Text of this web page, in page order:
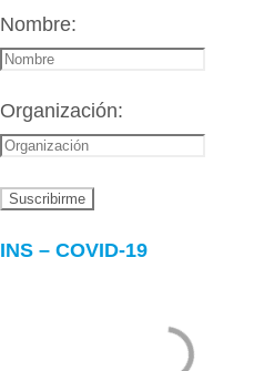
Nombre:
Organización:
INS – COVID-19